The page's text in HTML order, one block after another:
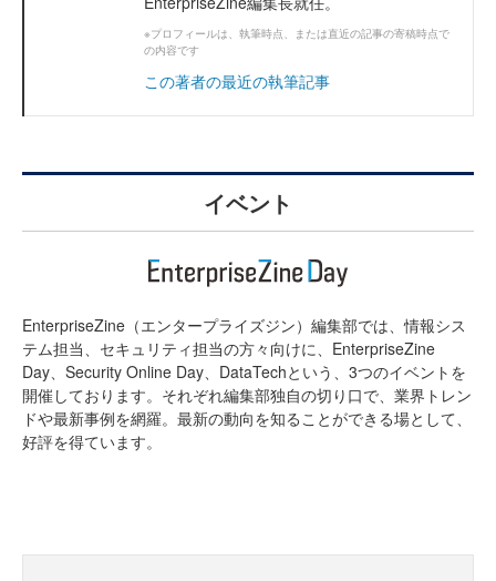
※プロフィールは、執筆時点、または直近の記事の寄稿時点で
の内容です
この著者の最近の執筆記事
イベント
EnterpriseZine（エンタープライズジン）編集部では、情報シス
テム担当、セキュリティ担当の方々向けに、EnterpriseZine
Day、Security Online Day、DataTechという、3つのイベントを
開催しております。それぞれ編集部独自の切り口で、業界トレン
ドや最新事例を網羅。最新の動向を知ることができる場として、
好評を得ています。